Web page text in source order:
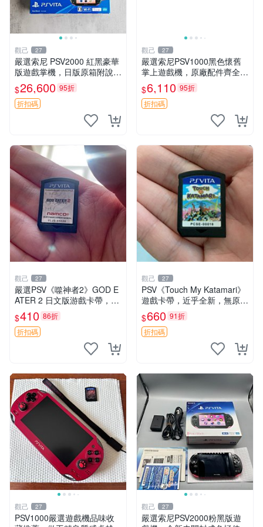
觀己 27
嚴選索尼 PSV2000 紅黑豪華
版遊戲掌機，日版原箱附說明
書 PSV2000 紅黑色 豪華版
日版 品牌 Sony
$26,600 95折
折扣碼
觀己 27
嚴選索尼PSV1000黑色懷舊
掌上遊戲機，原廠配件齊全
新手舊手皆可入手 懷舊遊戲
PlayStation Vita 測試無誤 電
腦連接直通遊玩 PSV
$6,110 95折
折扣碼
觀己 27
嚴選PSV《噬神者2》GOD E
ATER 2 日文版游戲卡帶，成
色尚佳輕微使用痕跡，功能正
常無故障，適合收藏愛好者。
PSV卡帶 相機 功能遊戲 嚴選
$410 86折
折扣碼
觀己 27
PSV《Touch My Katamari》
遊戲卡帶，近乎全新，無原廠
包裝，經典滾動球樂趣等你來
挑戰，嚴選好物推薦。Katam
ari Touch 測試版
$660 91折
折扣碼
觀己 27
PSV1000嚴選遊戲機品味收
觀己 27
嚴選索尼PSV2000粉黑版遊